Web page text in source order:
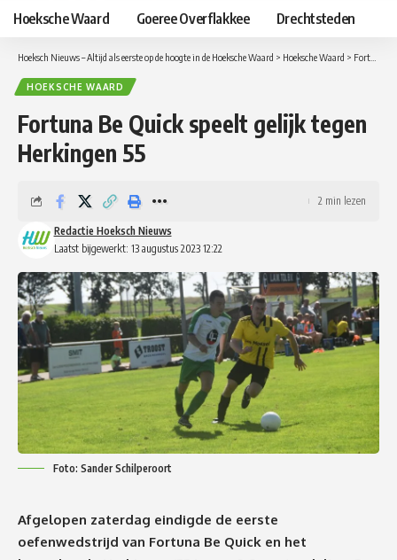
aanpassen
Hoeksche Waard Goeree Overflakkee Drechtsteden
Hoeksch Nieuws – Altijd als eerste op de hoogte in de Hoeksche Waard > Hoeksche Waard > Fortuna Be Quick speelt gelijk tegen Herkingen 55
HOEKSCHE WAARD
Fortuna Be Quick speelt gelijk tegen
Herkingen 55
Laatst bijgewerkt: 13 augustus 2023 12:22
Redactie Hoeksch Nieuws
2 min lezen
Foto: Sander Schilperoort
Afgelopen zaterdag eindigde de eerste
oefenwedstrijd van Fortuna Be Quick en het